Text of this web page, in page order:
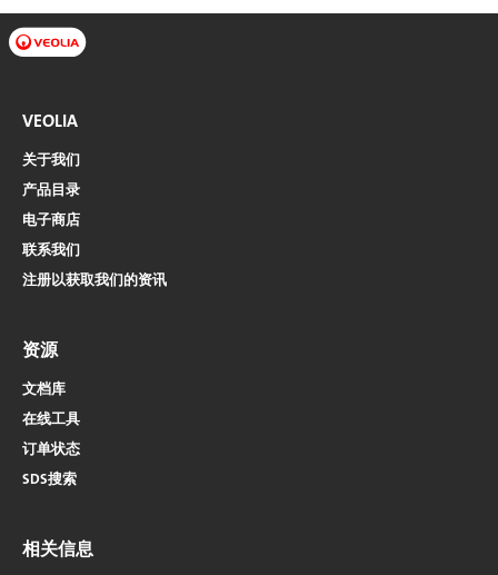
VEOLIA
关于我们
产品目录
电子商店​​​​​​​
联系我们
注册以获取我们的资讯
资源
文档库
在线工具
订单状态
SDS搜索
相关信息